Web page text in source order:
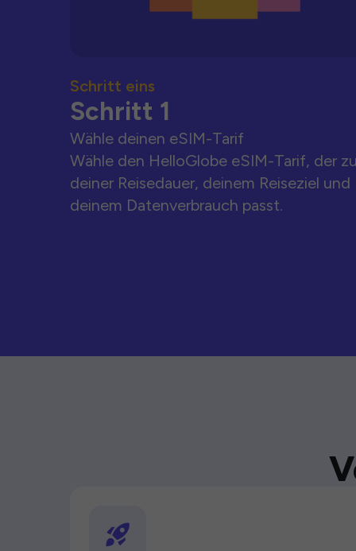
Schritt eins
Schritt 1
Wähle deinen eSIM-Tarif
Wähle den HelloGlobe eSIM-Tarif, der
deiner Reisedauer, deinem Reiseziel und
deinem Datenverbrauch passt.